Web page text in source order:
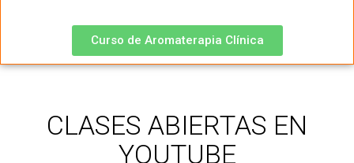
Curso de Aromaterapia Clínica
CLASES ABIERTAS EN
YOUTUBE